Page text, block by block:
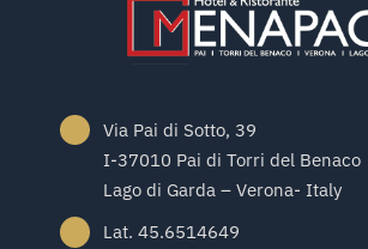
Via Pai di Sotto, 39
I-37010 Pai di Torri del Benaco
Lago di Garda – Verona- Italy
Lat. 45.6514649